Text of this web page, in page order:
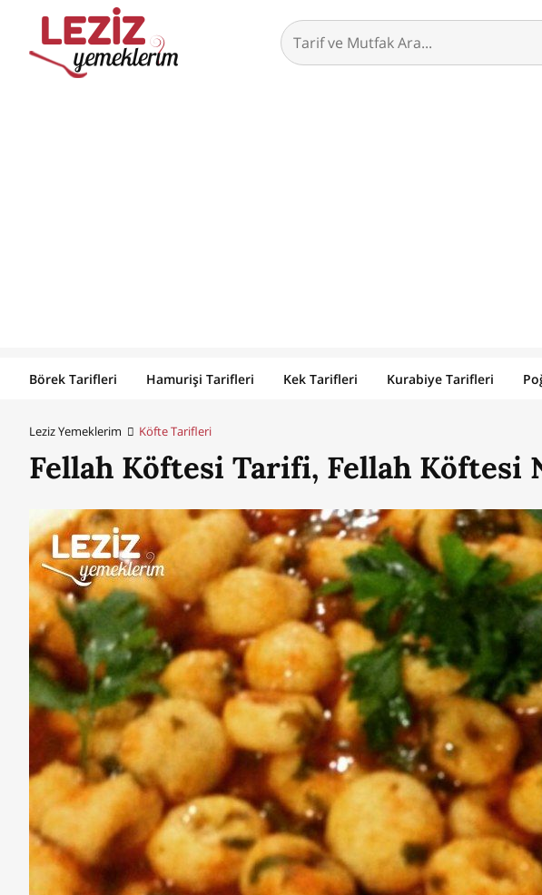
Börek Tarifleri Hamurişi Tarifleri Kek Tarifleri Kurabiye Tarifleri
Leziz Yemeklerim Köfte Tarifleri
Fellah Köftesi Tarifi, Fellah Köftesi